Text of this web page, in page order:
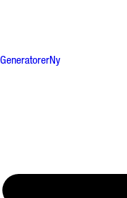
GeneratorerNy